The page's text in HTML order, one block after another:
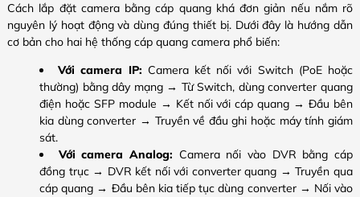
Cách lắp đặt camera bằng cáp quang khá đơn giản nếu nắm rõ
nguyên lý hoạt động và dùng đúng thiết bị. Dưới đây là hướng dẫn
cơ bản cho hai hệ thống cáp quang camera phổ biến:
Với camera IP: Camera kết nối với Switch (PoE hoặc
thường) bằng dây mạng → Từ Switch, dùng converter quang
điện hoặc SFP module → Kết nối với cáp quang → Đầu bên
kia dùng converter → Truyền về đầu ghi hoặc máy tính giám
sát.
Với camera Analog: Camera nối vào DVR bằng cáp
đồng trục → DVR kết nối với converter quang → Truyền qua
cáp quang → Đầu bên kia tiếp tục dùng converter → Nối vào